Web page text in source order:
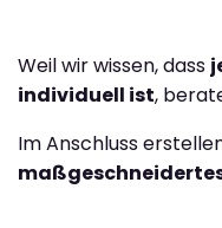
Weil wir wissen, dass
individuell ist,
Im Anschluss